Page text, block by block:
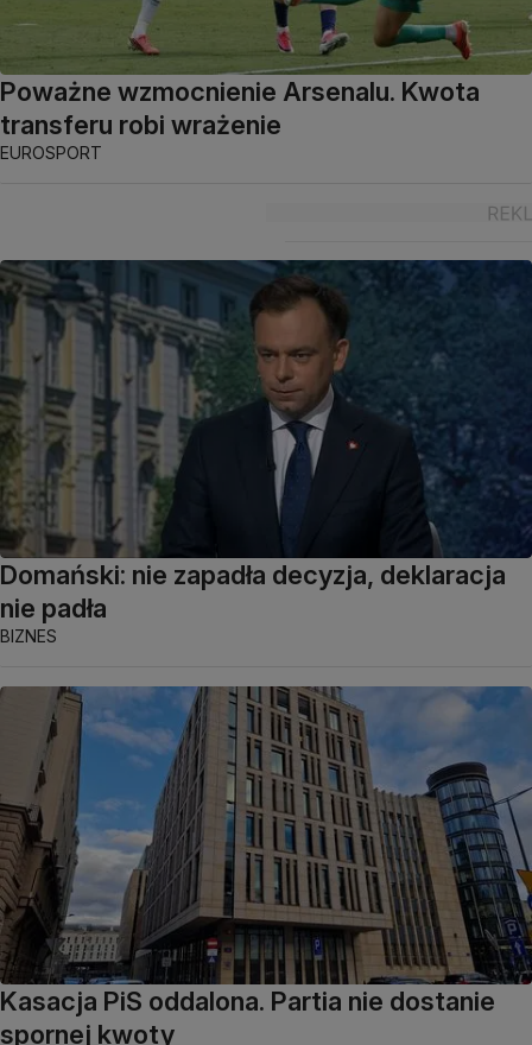
Poważne wzmocnienie Arsenalu. Kwota
transferu robi wrażenie
EUROSPORT
Domański: nie zapadła decyzja, deklaracja
nie padła
BIZNES
Kasacja PiS oddalona. Partia nie dostanie
spornej kwoty